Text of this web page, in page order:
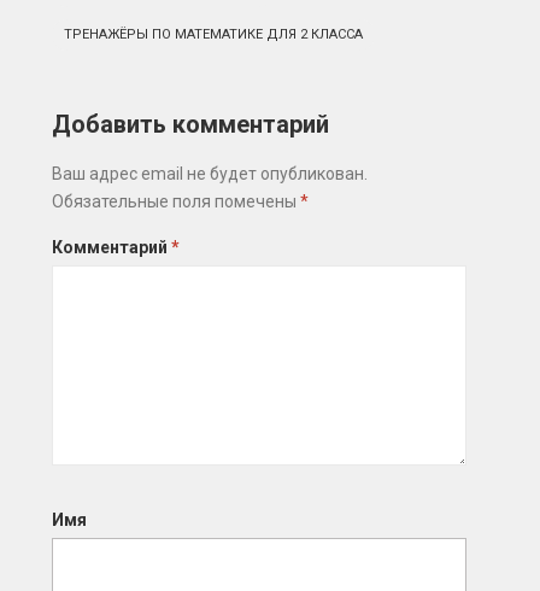
ТРЕНАЖЁРЫ ПО МАТЕМАТИКЕ ДЛЯ 2 КЛАССА
Добавить комментарий
Ваш адрес email не будет опубликован.
Обязательные поля помечены*
Комментарий*
Имя